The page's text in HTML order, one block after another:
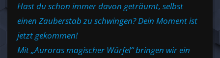
Hast du schon immer davon geträumt, selbst
einen Zauberstab zu schwingen? Dein Moment ist
jetzt gekommen!
Mit „Auroras magischer Würfel“ bringen wir ein